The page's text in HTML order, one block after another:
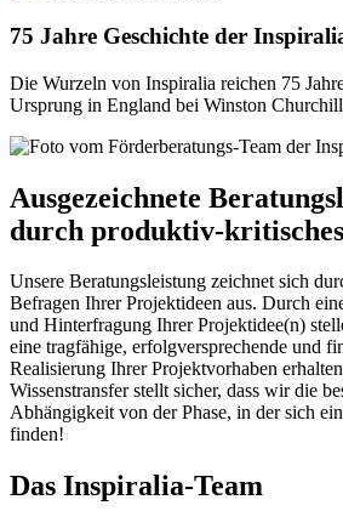
75 Jahre Geschichte der
Die Wurzeln von Inspiralia reichen 75
Ursprung in England bei Winston
Ausgezeichnete
durch produktiv-
Unsere Beratungsleistung zeichnet sich
Befragen Ihrer Projektideen aus. Durch
und Hinterfragung Ihrer Projektidee(n)
eine tragfähige, erfolgversprechende und
Realisierung Ihrer Projektvorhaben
Wissenstransfer stellt sicher, dass wir die
Abhängigkeit von der Phase, in der sich
finden!
Das Inspiralia-Team